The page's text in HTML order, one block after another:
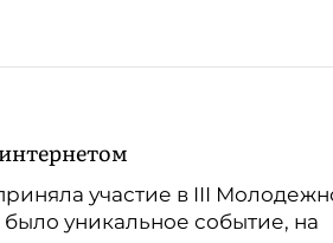
участие в III
уникальное событие, на